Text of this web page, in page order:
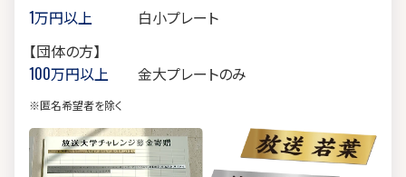
1万円以上
白小プレート
【団体の方】
100万円以上
金大プレートのみ
※匿名希望者を除く